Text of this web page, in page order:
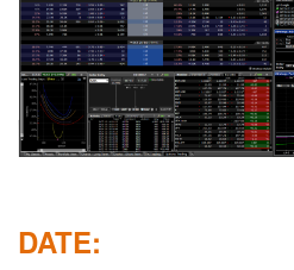
DATE: